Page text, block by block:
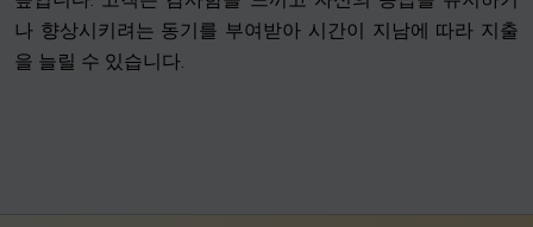
나 향상시키려는 동기를 부여받아 시간이 지남에 따라 지출
을 늘릴 수 있습니다.